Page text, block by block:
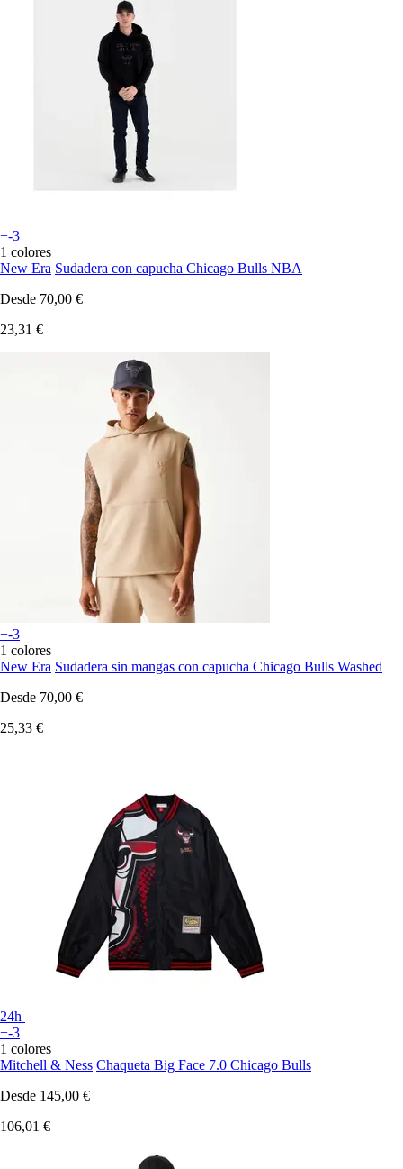
+-3
1 colores
New Era Sudadera con capucha Chicago Bulls NBA
Desde 70,00 €
23,31 €
+-3
1 colores
New Era Sudadera sin mangas con capucha Chicago Bulls Washed
Desde 70,00 €
25,33 €
24h
+-3
1 colores
Mitchell & Ness Chaqueta Big Face 7.0 Chicago Bulls
Desde 145,00 €
106,01 €